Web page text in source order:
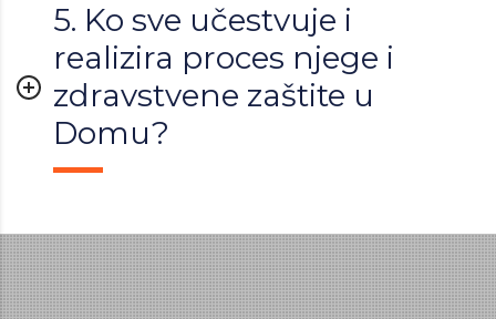
5. Ko sve učestvuje i
realizira proces njege i
zdravstvene zaštite u
Domu?